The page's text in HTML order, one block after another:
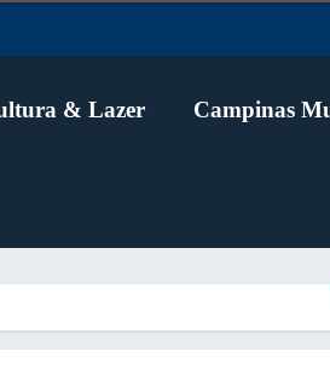
& Lazer Campinas